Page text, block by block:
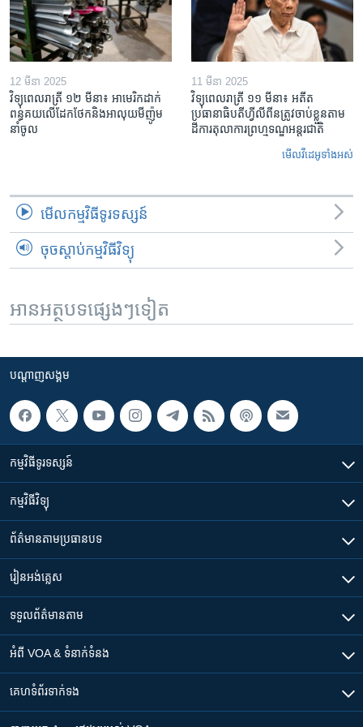
12 មីនា 2025
វិទ្យុពេលរាត្រី ១២ មីនា៖ អាមេរិក​ដាក់​
ពន្ធគយ​លើ​ដែកថែក​និង​អាលុយ​មីញ៉ូម​
នាំចូល
11 មីនា 2025
វិទ្យុពេលរាត្រី ១១ មីនា៖ អតីត​
ប្រធានាធិបតីហ្វីលីពីន​ត្រូវ​ចាប់ខ្លួនតាម
ដីការ​តុលាការ​ព្រហ្មទណ្ឌ​អន្តរជាតិ
មើល​វីដេអូ​ទាំង​អស់
មើល​កម្មវិធី​ទូរទស្សន៍
ចុចស្តាប់កម្មវិធីវិទ្យុ
អានអត្ថបទផ្សេងៗទៀត
បណ្តាញ​សង្គម
កម្មវិធី​ទូរទស្សន៍
កម្មវិធី​វិទ្យុ
ព័ត៌មាន​តាមប្រធានបទ​
រៀន​​អង់គ្លេស
ទទួល​ព័ត៌មាន​តាម
អំពី​ VOA & ទំនាក់ទំនង
គេហទំព័រ​​ទាក់ទង